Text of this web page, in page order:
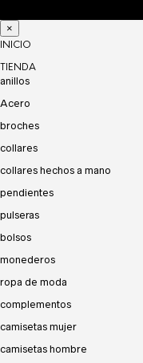
×
INICIO
TIENDA
anillos
Acero
broches
collares
collares hechos a mano
pendientes
pulseras
bolsos
monederos
ropa de moda
complementos
camisetas mujer
camisetas hombre